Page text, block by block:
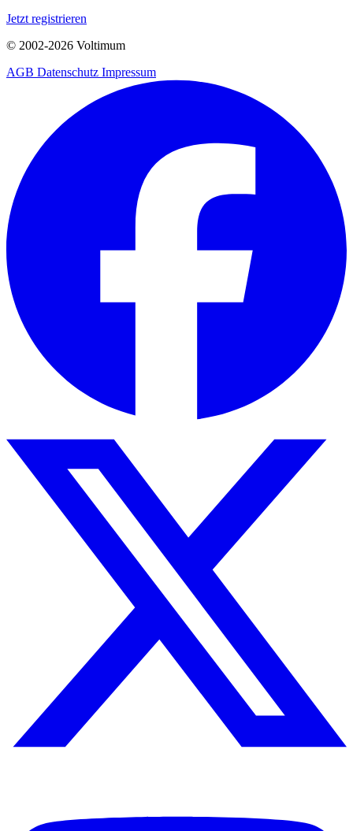
Jetzt registrieren
© 2002-2026 Voltimum
AGB Datenschutz Impressum